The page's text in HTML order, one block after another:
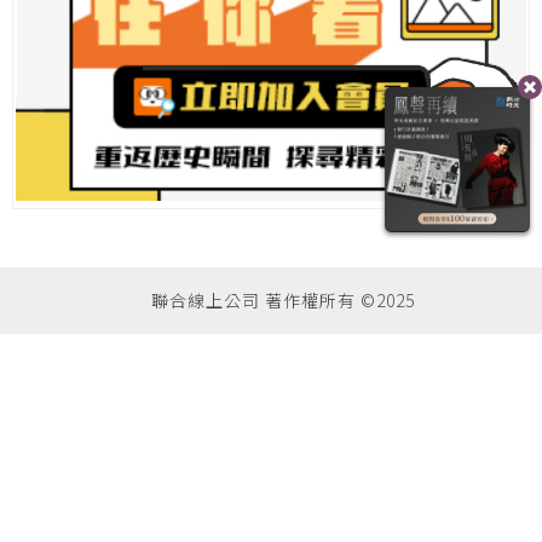
聯合線上公司 著作權所有 ©2025